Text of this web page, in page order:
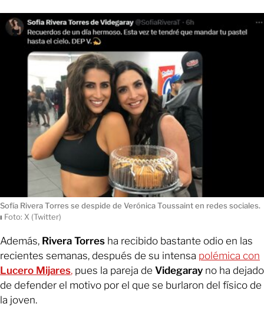
Sofía Rivera Torres se despide de Verónica Toussaint en redes sociales.
ı Foto: X (Twitter)
Además, Rivera Torres ha recibido bastante odio en las
recientes semanas, después de su intensa polémica con
Lucero Mijares, pues la pareja de Videgaray no ha dejado
de defender el motivo por el que se burlaron del físico de
la joven.